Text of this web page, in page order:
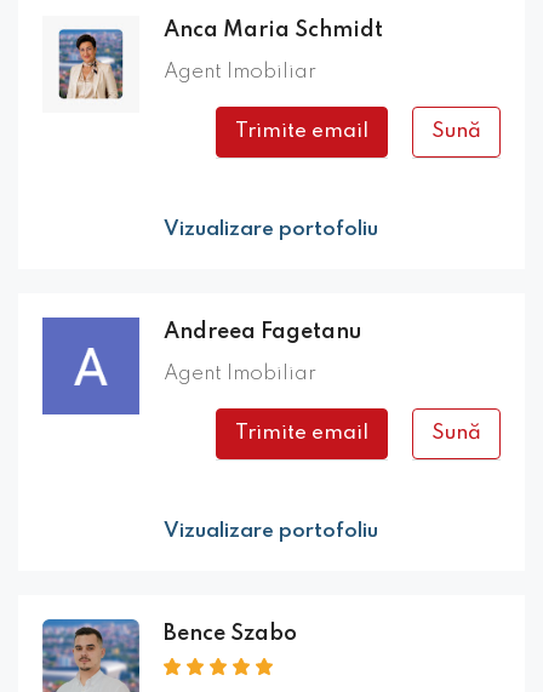
Anca Maria Schmidt
Agent Imobiliar
Trimite email Sună
Vizualizare portofoliu
Andreea Fagetanu
Agent Imobiliar
Trimite email Sună
Vizualizare portofoliu
Bence Szabo